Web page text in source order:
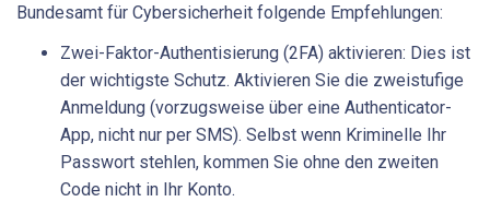
Bundesamt für Cybersicherheit folgende Empfehlungen:
Zwei-Faktor-Authentisierung (2FA) aktivieren: Dies ist
der wichtigste Schutz. Aktivieren Sie die zweistufige
Anmeldung (vorzugsweise über eine Authenticator-
App, nicht nur per SMS). Selbst wenn Kriminelle Ihr
Passwort stehlen, kommen Sie ohne den zweiten
Code nicht in Ihr Konto.